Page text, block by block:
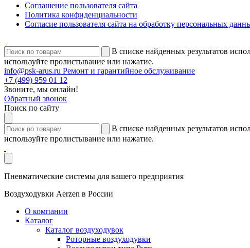
Соглашение пользователя сайта
Политика конфиденциальности
Согласие пользователя сайта на обработку персональных
В списке найденных результатов
используйте пролистывание или нажатие.
info@psk-arus.ru Ремонт и гарантийное обслуживание
+7 (499) 959 01 12
Звоните, мы онлайн!
Обратный звонок
Поиск по сайту
В списке найденных результатов
используйте пролистывание или нажатие.
Пневматические системы для вашего предприятия
Воздуходувки Aerzen в России
О компании
Каталог
Каталог воздуходувок
Роторные воздуходувки